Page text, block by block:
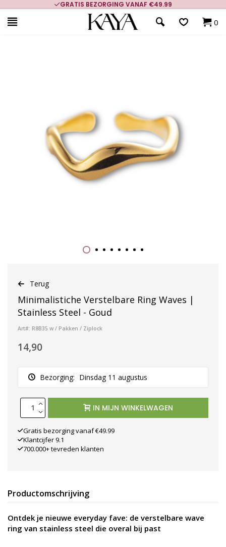
GRATIS BEZORGING VANAF €49.99
0
Terug
Minimalistiche Verstelbare Ring Waves |
Stainless Steel - Goud
Art#: R8B35 w / Pakken / Ziplock
14,90
Bezorging: Dinsdag 11 augustus
IN MIJN WINKELWAGEN
Gratis bezorging vanaf €49.99
Klantcijfer 9.1
700.000+ tevreden klanten
Productomschrijving
Ontdek je nieuwe everyday fave: de verstelbare wave
ring van stainless steel die overal bij past